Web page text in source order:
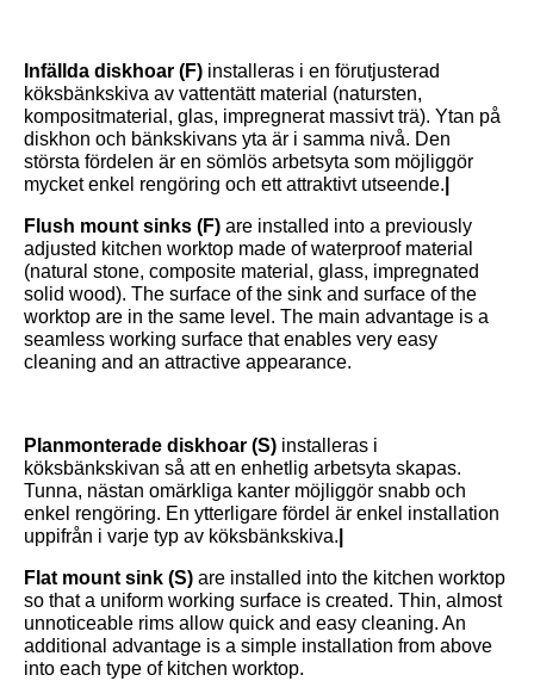
Infällda diskhoar (F) installeras i en förutjusterad
köksbänkskiva av vattentätt material (natursten,
kompositmaterial, glas, impregnerat massivt trä). Ytan på
diskhon och bänkskivans yta är i samma nivå. Den
största fördelen är en sömlös arbetsyta som möjliggör
mycket enkel rengöring och ett attraktivt utseende.
Flush mount sinks (F) are installed into a previously
adjusted kitchen worktop made of waterproof material
(natural stone, composite material, glass, impregnated
solid wood). The surface of the sink and surface of the
worktop are in the same level. The main advantage is a
seamless working surface that enables very easy
cleaning and an attractive appearance.
Planmonterade diskhoar (S) installeras i
köksbänkskivan så att en enhetlig arbetsyta skapas.
Tunna, nästan omärkliga kanter möjliggör snabb och
enkel rengöring. En ytterligare fördel är enkel installation
uppifrån i varje typ av köksbänkskiva.
Flat mount sink (S) are installed into the kitchen worktop
so that a uniform working surface is created. Thin, almost
unnoticeable rims allow quick and easy cleaning. An
additional advantage is a simple installation from above
into each type of kitchen worktop.